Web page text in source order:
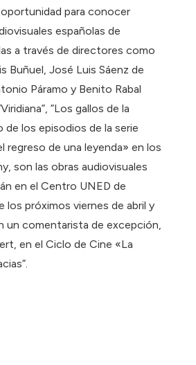
para conocer
españolas de
a través de directores como
Buñuel, José Luis Sáenz de
Páramo y Benito Rabal
”Los gallos de la
de los episodios de la serie
regreso de una leyenda» en los
son las obras audiovisuales
en el Centro UNED de
los próximos viernes de abril y
un comentarista de excepción,
en el Ciclo de Cine «La